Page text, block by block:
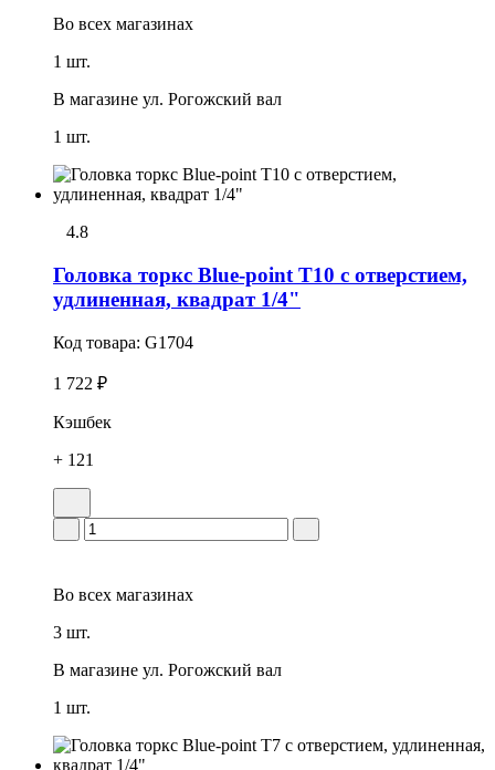
Во всех магазинах
1 шт.
В магазине ул. Рогожский вал
1 шт.
4.8
Головка тоpкс Blue-point T10 с отверстием,
удлиненная, квадрат 1/4"
Код товара: G1704
1 722 ₽
Кэшбек
+ 121
Во всех магазинах
3 шт.
В магазине ул. Рогожский вал
1 шт.